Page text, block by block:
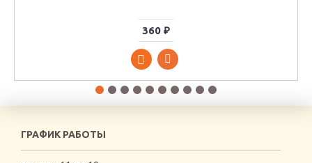
360 ₽
ГРАФИК РАБОТЫ